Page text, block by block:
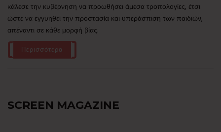
κάλεσε την κυβέρνηση να προωθήσει άμεσα τροπολογίες, έτσι
ώστε να εγγυηθεί την προστασία και υπεράσπιση των παιδιών,
απέναντι σε κάθε μορφή βίας.
Περισσότερα
SCREEN MAGAZINE